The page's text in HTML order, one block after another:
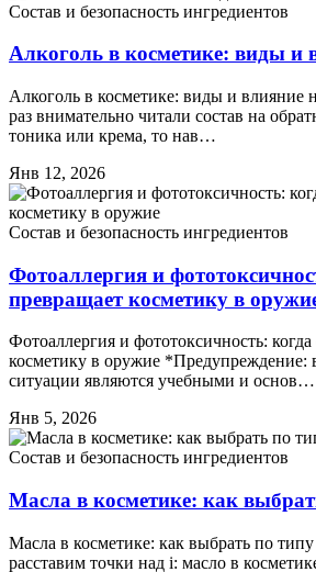
Состав и безопасность ингредиентов
Алкоголь в косметике: виды и
Алкоголь в косметике: виды и влияние
раз внимательно читали состав на
тоника или крема, то нав…
Янв 12, 2026
Состав и безопасность ингредиентов
Фотоаллергия и
превращает косметику в
Фотоаллергия и фототоксичность:
косметику в оружие *Предупреждение:
ситуации являются учебными и основ…
Янв 5, 2026
Состав и безопасность ингредиентов
Масла в косметике: как
Масла в косметике: как выбрать по
расставим точки над i: масло в